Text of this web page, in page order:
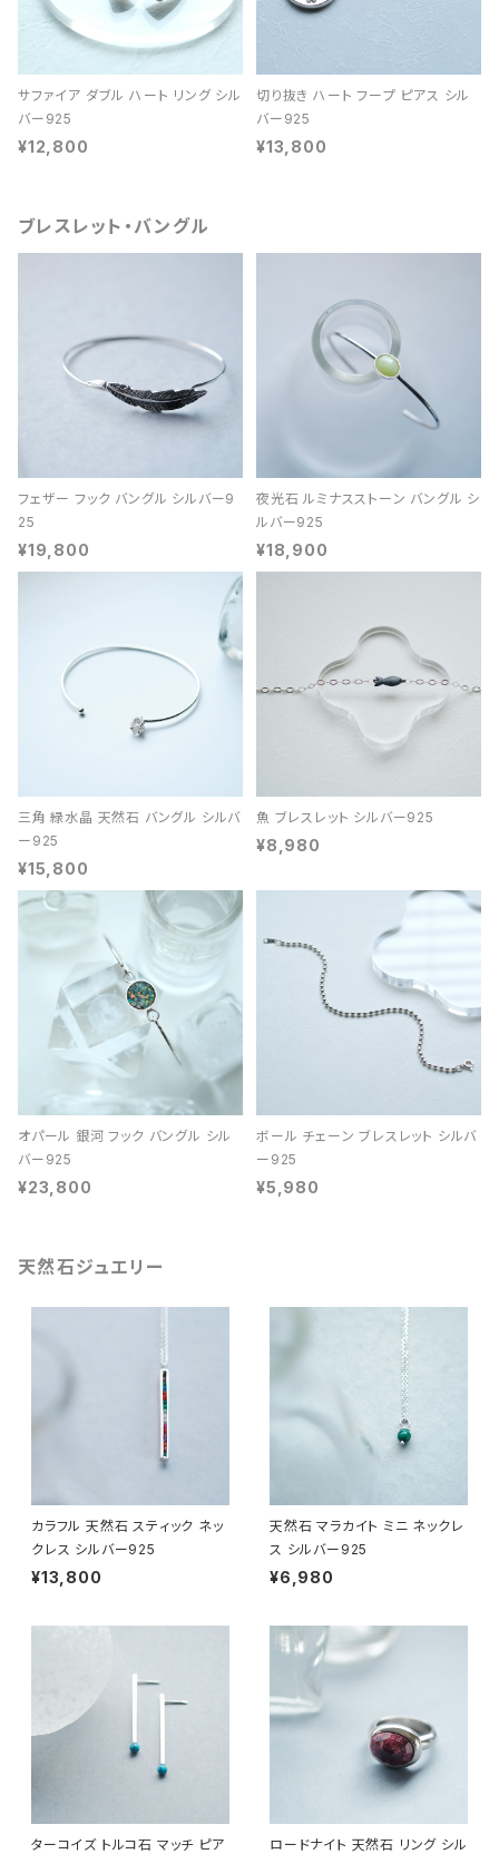
サファイア ダブル ハート リング シル
バー925
¥12,800
切り抜き ハート フープ ピアス シル
バー925
¥13,800
ブレスレット・バングル
フェザー フック バングル シルバー9
25
¥19,800
夜光石 ルミナスストーン バングル シ
ルバー925
¥18,900
三角 緑水晶 天然石 バングル シルバ
ー925
¥15,800
魚 ブレスレット シルバー925
¥8,980
オパール 銀河 フック バングル シル
バー925
¥23,800
ボール チェーン ブレスレット シルバ
ー925
¥5,980
天然石ジュエリー
カラフル 天然石 スティック ネッ
クレス シルバー925
¥13,800
天然石 マラカイト ミニ ネックレ
ス シルバー925
¥6,980
ターコイズ トルコ石 マッチ ピア
ロードナイト 天然石 リング シル